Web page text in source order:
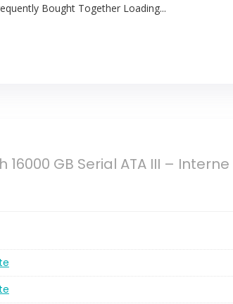
Bought Together Loading...
16000 GB Serial ATA III –